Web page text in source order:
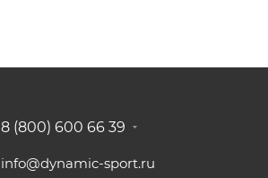
8 (800) 600 66 39
info@dynamic-sport.ru